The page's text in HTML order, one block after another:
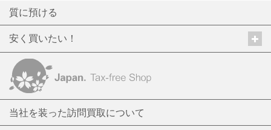
質に預ける
安く買いたい！
当社を装った訪問買取について